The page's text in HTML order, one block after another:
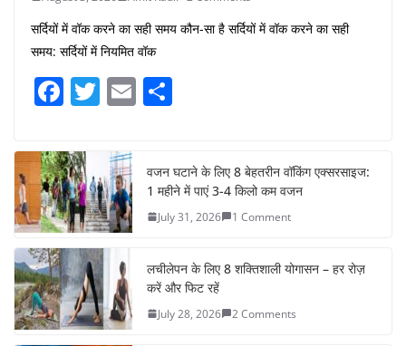
सर्दियों में वॉक करने का सही समय कौन-सा है सर्दियों में वॉक करने का सही
समय: सर्दियों में नियमित वॉक
F
c
e
b
o
o
k
T
itt
er
E
e
वजन घटाने के लिए 8 बेहतरीन वॉकिंग एक्सरसाइज:
1 महीने में पाएं 3-4 किलो कम वजन
July 31, 2026 1 Comment
लचीलेपन के लिए 8 शक्तिशाली योगासन – हर रोज़
करें और फिट रहें
July 28, 2026 2 Comments